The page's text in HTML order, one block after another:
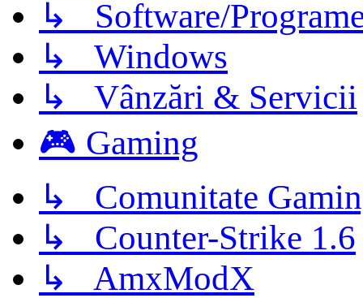
↳ Software/
↳ Windows
↳ Vânzări & Servicii
🎮 Gaming
↳ Comunitate
↳ Counter-Strike 1.6
↳ AmxModX